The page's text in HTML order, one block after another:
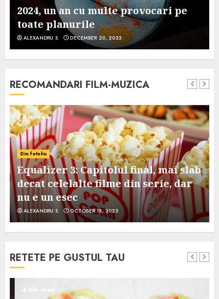
2024, un an cu multe provocari pe
toate planurile
ALEXANDRU S. DECEMBER 20, 2023
RECOMANDARI FILM-MUZICA
3 min read
Din fotoliu
Equalizer 3: Capitolul final, mai slab
decat celelalte filme din serie, dar
nu e un esec
ALEXANDRU S. OCTOBER 18, 2023
RETETE PE GUSTUL TAU
4 min read